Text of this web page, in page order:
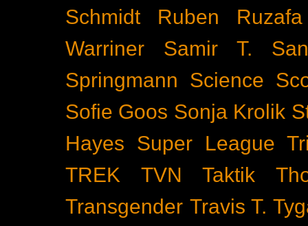
Schmidt
Ruben Ruzafa
Warriner
Samir T.
Springmann
Science
Sofie Goos Sonja Krolik
Hayes
Super League
TREK
TVN Taktik
Transgender Travis T.